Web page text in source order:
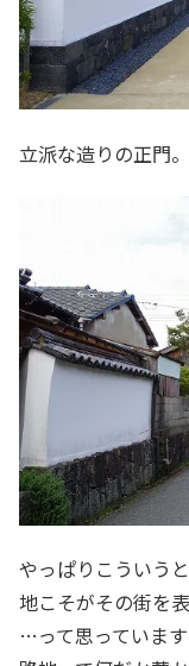
立派な造りの正門。
やっぱりこういう
地こそがその街を
…って思っていま